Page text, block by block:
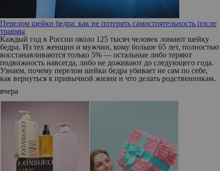
Перелом шейки бедра: как не потерять самостоятельность после
травмы
Каждый год в России около 125 тысяч человек ломают шейку
бедра. Из тех женщин и мужчин, кому больше 65 лет, полностью
восстанавливаются только 5% — остальные либо теряют
подвижность навсегда, либо не доживают до следующего года.
Узнаем, почему перелом шейки бедра убивает не сам по себе,
как вернуться к привычной жизни и что делать родственникам.
вчера